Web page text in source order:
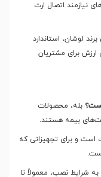
نیازمند اتصال ارت
لوشان، استاندارد
ارزش برای مشتریان
بله، محصولات
بیمه هستند.
و برای تجهیزاتی که
شرایط نصب، معمولاً تا